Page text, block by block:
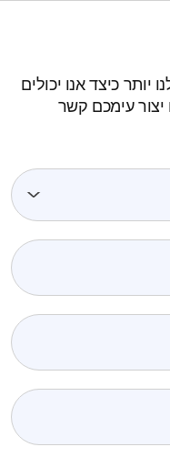
כיצד אנו יכולים
יצור עימכם קשר